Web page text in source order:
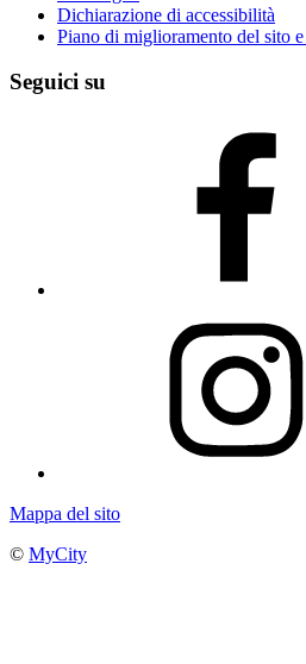
Dichiarazione di accessibilità
Piano di miglioramento del sito
Seguici su
Mappa del sito
© MyCity